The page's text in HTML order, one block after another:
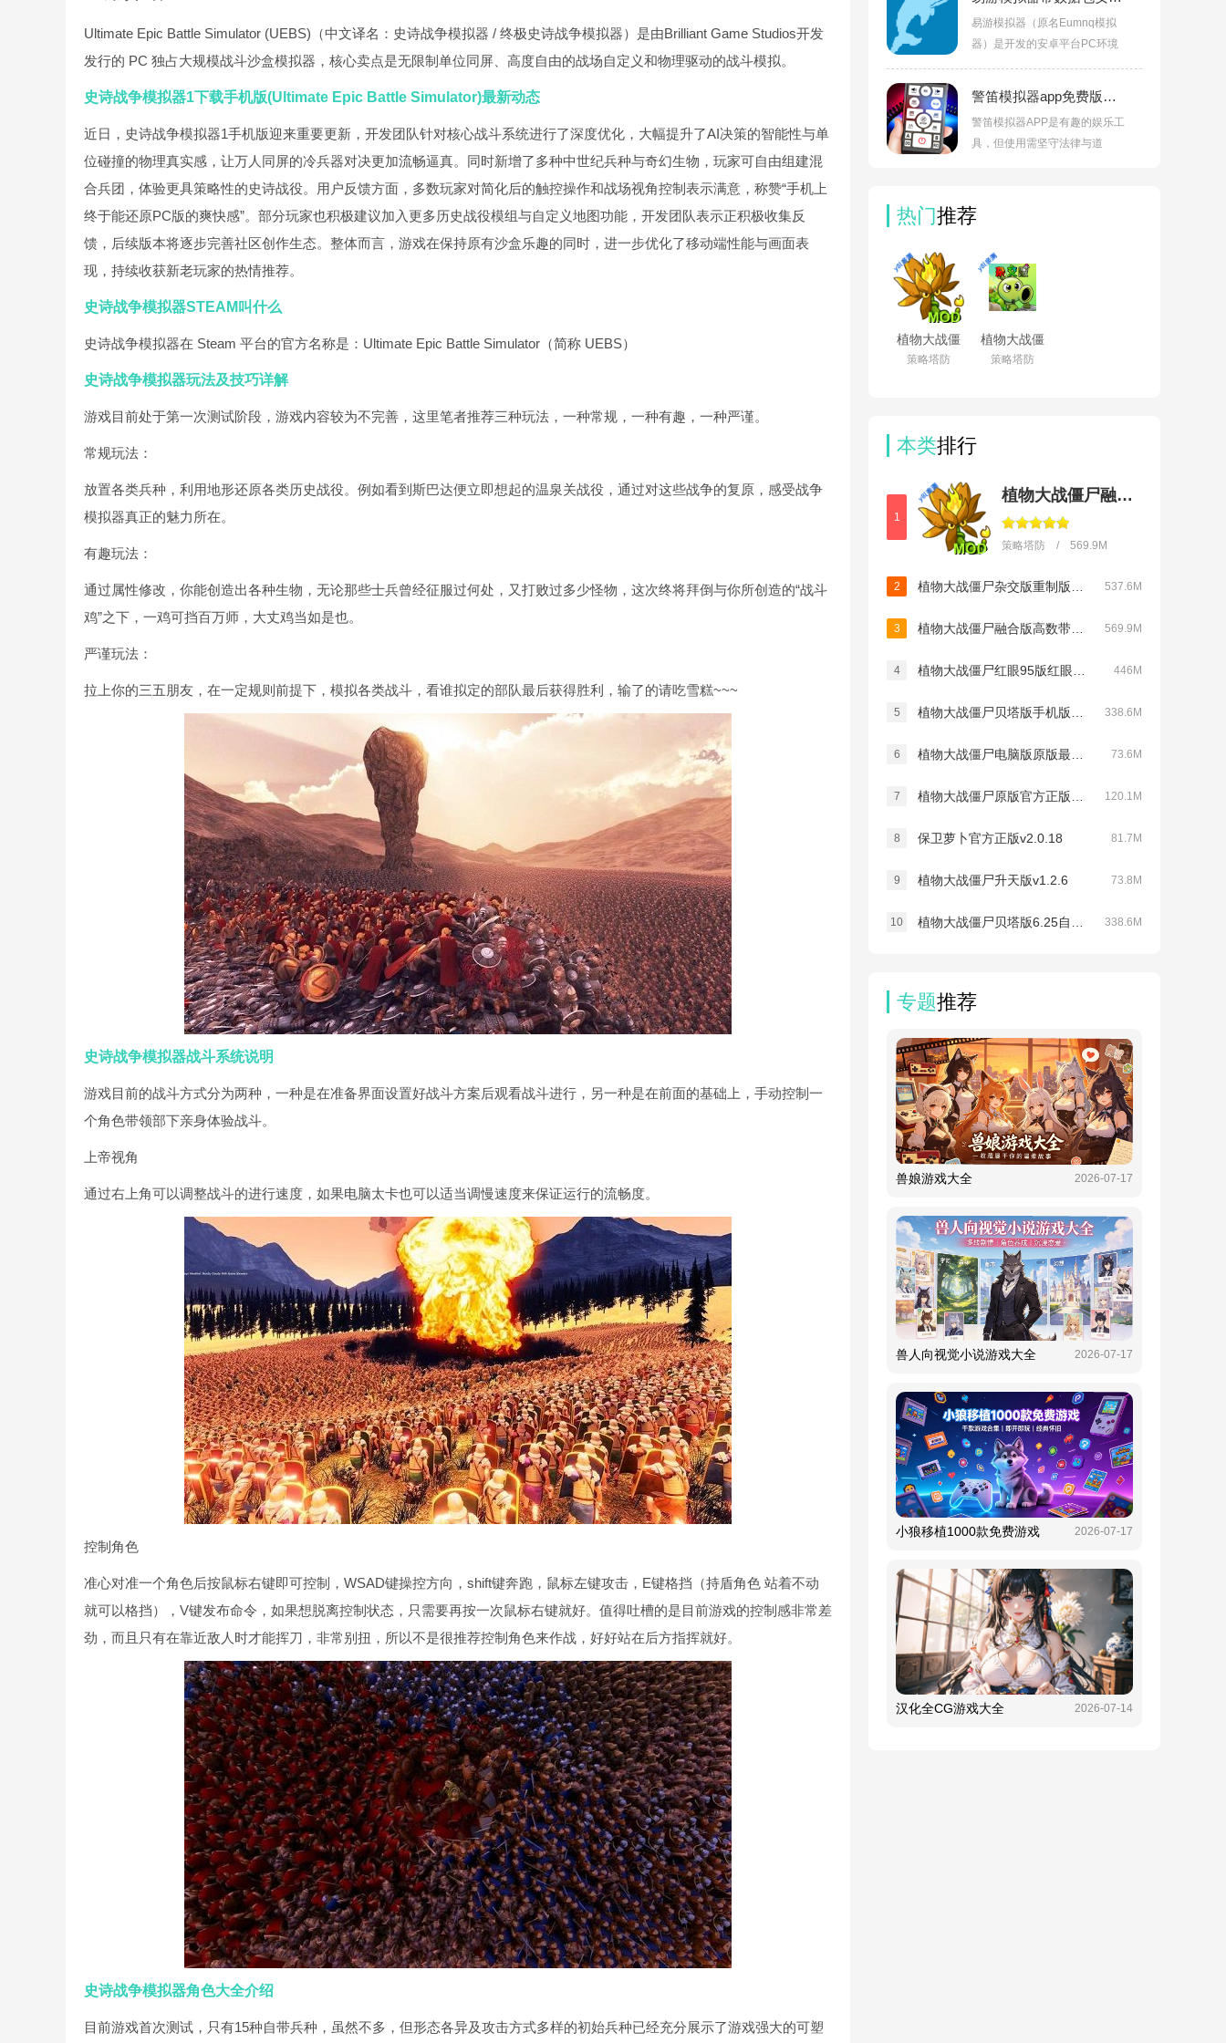
Ultimate Epic Battle Simulator (UEBS)（中文译名：史诗战争模拟器 / 终极史诗战争模拟器）是由Brilliant Game Studios开发
发行的 PC 独占大规模战斗沙盒模拟器，核心卖点是无限制单位同屏、高度自由的战场自定义和物理驱动的战斗模拟。
史诗战争模拟器1下载手机版(Ultimate Epic Battle Simulator)最新动态
近日，史诗战争模拟器1手机版迎来重要更新，开发团队针对核心战斗系统进行了深度优化，大幅提升了AI决策的智能性与单
位碰撞的物理真实感，让万人同屏的冷兵器对决更加流畅逼真。同时新增了多种中世纪兵种与奇幻生物，玩家可自由组建混
合兵团，体验更具策略性的史诗战役。用户反馈方面，多数玩家对简化后的触控操作和战场视角控制表示满意，称赞“手机上
终于能还原PC版的爽快感”。部分玩家也积极建议加入更多历史战役模组与自定义地图功能，开发团队表示正积极收集反
馈，后续版本将逐步完善社区创作生态。整体而言，游戏在保持原有沙盒乐趣的同时，进一步优化了移动端性能与画面表
现，持续收获新老玩家的热情推荐。
史诗战争模拟器STEAM叫什么
史诗战争模拟器在 Steam 平台的官方名称是：Ultimate Epic Battle Simulator（简称 UEBS）
史诗战争模拟器玩法及技巧详解
游戏目前处于第一次测试阶段，游戏内容较为不完善，这里笔者推荐三种玩法，一种常规，一种有趣，一种严谨。
常规玩法：
放置各类兵种，利用地形还原各类历史战役。例如看到斯巴达便立即想起的温泉关战役，通过对这些战争的复原，感受战争
模拟器真正的魅力所在。
有趣玩法：
通过属性修改，你能创造出各种生物，无论那些士兵曾经征服过何处，又打败过多少怪物，这次终将拜倒与你所创造的“战斗
鸡”之下，一鸡可挡百万师，大丈鸡当如是也。
严谨玩法：
拉上你的三五朋友，在一定规则前提下，模拟各类战斗，看谁拟定的部队最后获得胜利，输了的请吃雪糕~~~
史诗战争模拟器战斗系统说明
游戏目前的战斗方式分为两种，一种是在准备界面设置好战斗方案后观看战斗进行，另一种是在前面的基础上，手动控制一
个角色带领部下亲身体验战斗。
上帝视角
通过右上角可以调整战斗的进行速度，如果电脑太卡也可以适当调慢速度来保证运行的流畅度。
控制角色
准心对准一个角色后按鼠标右键即可控制，WSAD键操控方向，shift键奔跑，鼠标左键攻击，E键格挡（持盾角色 站着不动
就可以格挡），V键发布命令，如果想脱离控制状态，只需要再按一次鼠标右键就好。值得吐槽的是目前游戏的控制感非常差
劲，而且只有在靠近敌人时才能挥刀，非常别扭，所以不是很推荐控制角色来作战，好好站在后方指挥就好。
史诗战争模拟器角色大全介绍
目前游戏首次测试，只有15种自带兵种，虽然不多，但形态各异及攻击方式多样的初始兵种已经充分展示了游戏强大的可塑
易游模拟器（原名Eumnq模拟
器）是开发的安卓平台PC环境
警笛模拟器app免费版下载v1.13
警笛模拟器APP是有趣的娱乐工
具，但使用需坚守法律与道
热门推荐
植物大战僵
尸融合版二
创内置菜单
策略塔防
植物大战僵
尸杂交版重
制版手机版
策略塔防
本类排行
1
植物大战僵尸融合版二创内置菜单(PlantsVsZombiesRH-Mod)
策略塔防 / 569.9M
2 537.6M
3 569.9M
4 446M
5 338.6M
6 73.6M
7 120.1M
8 保卫萝卜官方正版v2.0.18 81.7M
9 植物大战僵尸升天版v1.2.6 73.8M
10 338.6M
专题推荐
兽娘游戏大全 2026-07-17
兽人向视觉小说游戏大全 2026-07-17
小狼移植1000款免费游戏 2026-07-17
汉化全CG游戏大全 2026-07-14